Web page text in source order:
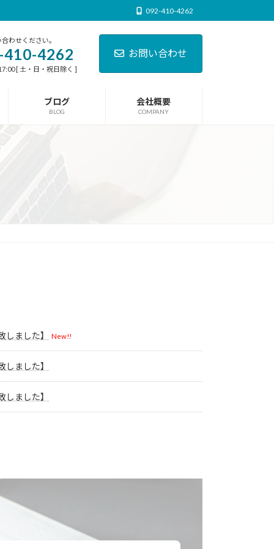
092-410-4262
わせください。
410-4262
[ 土・日・祝日除く ]
お問い合わせ
ブログ
BLOG
会社概要
COMPANY
ました】 New!!
ました】
ました】